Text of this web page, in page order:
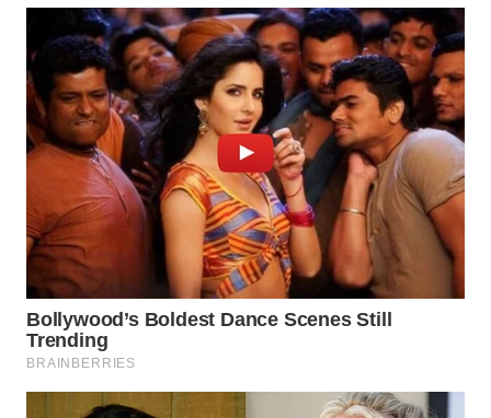
WN
MAJALENGKA
WN
SUBANG
WN
SUKABUMI
WN
PURWAKARTA
PRIANGAN